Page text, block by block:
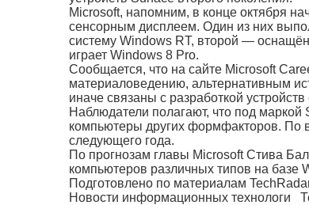
Microsoft, напомним, в конце октября
сенсорным дисплеем. Один из них
систему Windows RT, второй —
играет Windows 8 Pro.
Сообщается, что на сайте Microsoft
материаловедению, альтернативным
иначе связаны с разработкой
Наблюдатели полагают, что под
компьютеры других формфакторов. По
следующего года.
По прогнозам главы Microsoft Стива
компьютеров различных типов на базе
Подготовлено по материалам
Новости информационных технологи